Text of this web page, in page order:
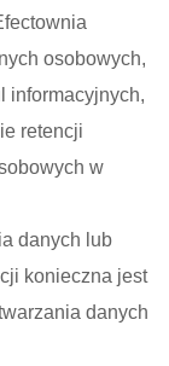
osobowych,
informacyjnych,
retencji
w
danych lub
konieczna jest
danych